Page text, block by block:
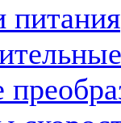
питания